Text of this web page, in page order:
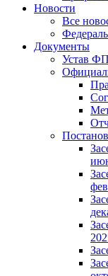
Новости
Все
Документы
Устав